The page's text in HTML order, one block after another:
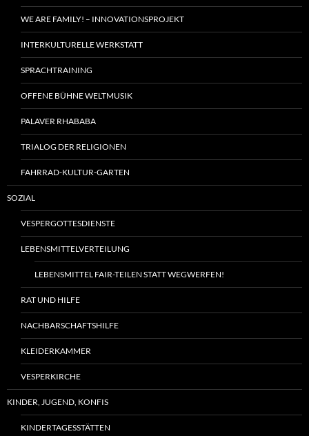
WE ARE FAMILY! – INNOVATIONSPROJEKT
INTERKULTURELLE WERKSTATT
SPRACHTRAINING
OFFENE BÜHNE WELTMUSIK
PALAVER RHABABA
TRIALOG DER RELIGIONEN
FAHRRAD-KULTUR-GARTEN
SOZIAL
VESPERGOTTESDIENSTE
LEBENSMITTELVERTEILUNG
LEBENSMITTEL FAIR-TEILEN STATT WEGWERFEN!
RAT UND HILFE
NACHBARSCHAFTSHILFE
KLEIDERKAMMER
VESPERKIRCHE
KINDER, JUGEND, KONFIS
KINDERTAGESSTÄTTEN